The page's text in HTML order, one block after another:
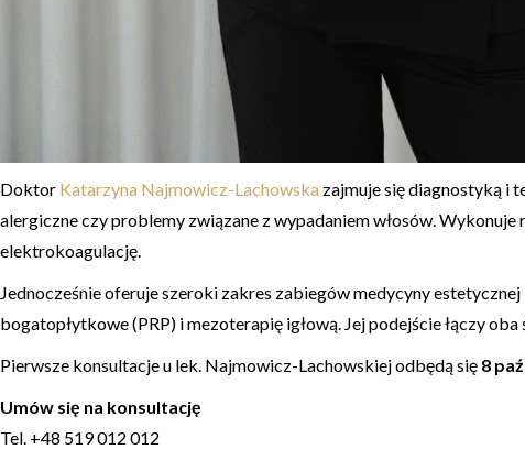
Doktor Katarzyna Najmowicz-Lachowska zajmuje się diagnostyką i
alergiczne czy problemy związane z wypadaniem włosów.
elektrokoagulację.
Jednocześnie oferuje szeroki zakres zabiegów medycyny
bogatopłytkowe (PRP) i mezoterapię igłową. Jej podejście łączy
Pierwsze konsultacje u lek. Najmowicz-Lachowskiej odbędą się 8
Umów się na konsultację
Tel. +48 519 012 012